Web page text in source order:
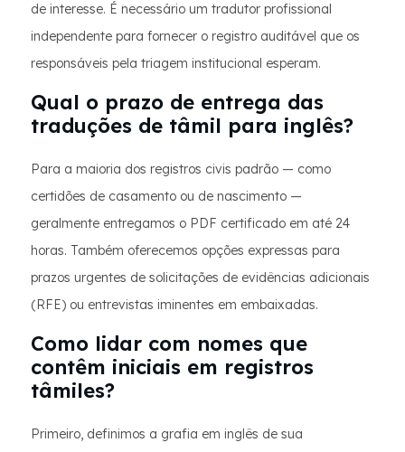
de interesse. É necessário um tradutor profissional
independente para fornecer o registro auditável que os
responsáveis ​​pela triagem institucional esperam.
Qual o prazo de entrega das
traduções de tâmil para inglês?
Para a maioria dos registros civis padrão — como
certidões de casamento ou de nascimento —
geralmente entregamos o PDF certificado em até 24
horas. Também oferecemos opções expressas para
prazos urgentes de solicitações de evidências adicionais
(RFE) ou entrevistas iminentes em embaixadas.
Como lidar com nomes que
contêm iniciais em registros
tâmiles?
Primeiro, definimos a grafia em inglês de sua